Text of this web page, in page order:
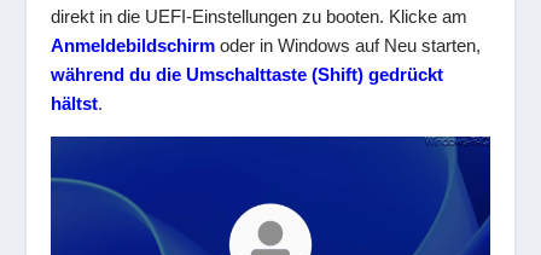
direkt in die UEFI-Einstellungen zu booten. Klicke am
Anmeldebildschirm oder in Windows auf Neu starten,
während du die Umschalttaste (Shift) gedrückt
hältst.